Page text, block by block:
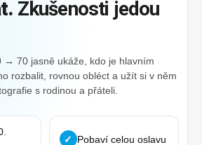
Zkušenosti jedou
→ 70 jasně ukáže, kdo je hlavním
rozbalit, rovnou obléct a užít si v něm
s rodinou a přáteli.
✓ Pobaví celou oslavu